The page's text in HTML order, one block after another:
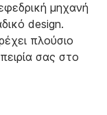
μηχανή
design.
πλούσιο
σας στο